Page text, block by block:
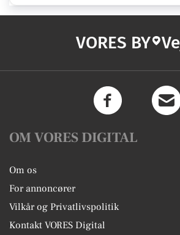
VORES BY
OM VORES DIGITAL
Om os
For annoncører
Vilkår og Privatlivspolitik
Kontakt VORES Digital